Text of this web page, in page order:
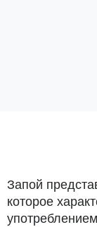
Запой
которое